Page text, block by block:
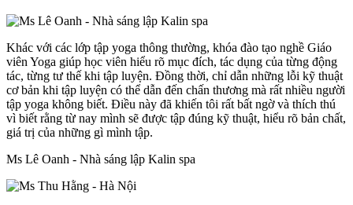
Khác với các lớp tập yoga thông thường, khóa đào tạo nghề Giáo
viên Yoga giúp học viên hiểu rõ mục đích, tác dụng của từng động
tác, từng tư thế khi tập luyện. Đồng thời, chỉ dẫn những lỗi kỹ thuật
cơ bản khi tập luyện có thể dẫn đến chấn thương mà rất nhiều người
tập yoga không biết. Điều này đã khiến tôi rất bất ngờ và thích thú
vì biết rằng từ nay mình sẽ được tập đúng kỹ thuật, hiểu rõ bản chất,
giá trị của những gì mình tập.
Ms Lê Oanh - Nhà sáng lập Kalin spa